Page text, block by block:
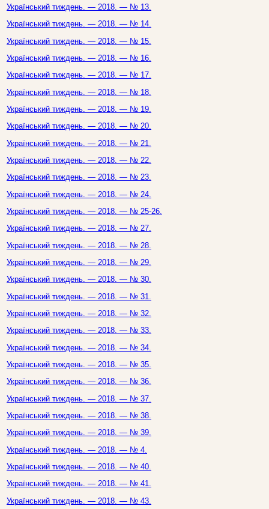
Український тиждень. — 2018. — № 13.
Український тиждень. — 2018. — № 14.
Український тиждень. — 2018. — № 15.
Український тиждень. — 2018. — № 16.
Український тиждень. — 2018. — № 17.
Український тиждень. — 2018. — № 18.
Український тиждень. — 2018. — № 19.
Український тиждень. — 2018. — № 20.
Український тиждень. — 2018. — № 21.
Український тиждень. — 2018. — № 22.
Український тиждень. — 2018. — № 23.
Український тиждень. — 2018. — № 24.
Український тиждень. — 2018. — № 25-26.
Український тиждень. — 2018. — № 27.
Український тиждень. — 2018. — № 28.
Український тиждень. — 2018. — № 29.
Український тиждень. — 2018. — № 30.
Український тиждень. — 2018. — № 31.
Український тиждень. — 2018. — № 32.
Український тиждень. — 2018. — № 33.
Український тиждень. — 2018. — № 34.
Український тиждень. — 2018. — № 35.
Український тиждень. — 2018. — № 36.
Український тиждень. — 2018. — № 37.
Український тиждень. — 2018. — № 38.
Український тиждень. — 2018. — № 39.
Український тиждень. — 2018. — № 4.
Український тиждень. — 2018. — № 40.
Український тиждень. — 2018. — № 41.
Український тиждень. — 2018. — № 43.